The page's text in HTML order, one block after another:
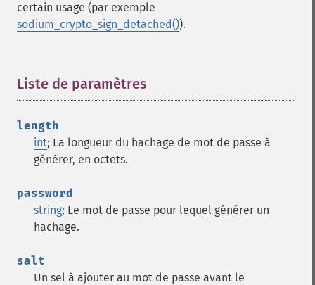
certain usage (par exemple
sodium_crypto_sign_detached()).
Liste de paramètres
length
int; La longueur du hachage de mot de passe à
générer, en octets.
password
string; Le mot de passe pour lequel générer un
hachage.
salt
Un sel à ajouter au mot de passe avant le